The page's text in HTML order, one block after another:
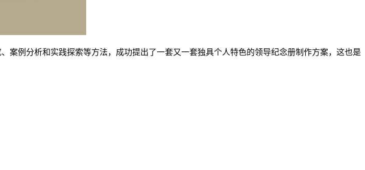
案例分析和实践探索等方法，成功提出了一套又一套独具个人特色的领导纪念册制作方案，这也是